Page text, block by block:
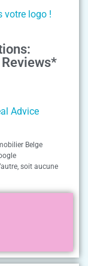
votre logo !
Advice
Belge
soit aucune